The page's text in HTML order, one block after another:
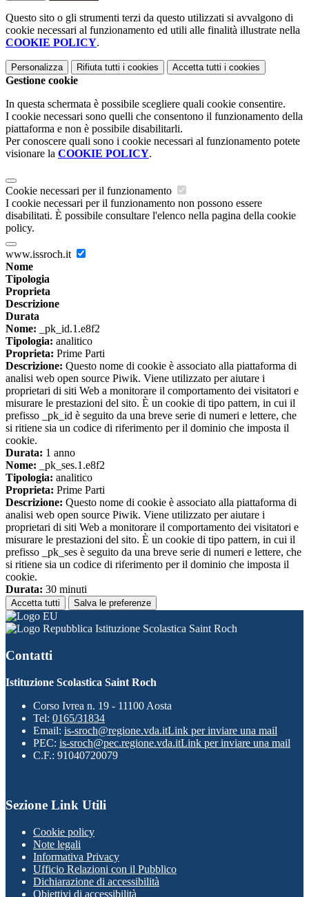
Questo sito o gli strumenti terzi da questo utilizzati si avvalgono di
cookie necessari al funzionamento ed utili alle finalità illustrate nella
COOKIE POLICY.
Personalizza Rifiuta tutti i cookies Accetta tutti i cookies
Gestione cookie
In questa schermata è possibile scegliere quali cookie consentire.
I cookie necessari sono quelli che consentono il funzionamento della
piattaforma e non è possibile disabilitarli.
Per conoscere quali sono i cookie necessari al funzionamento potete
visionare la COOKIE POLICY.
Cookie necessari per il funzionamento
I cookie necessari per il funzionamento non possono essere
disabilitati. È possibile consultare l'elenco nella pagina della cookie
policy.
www.issroch.it
Nome
Tipologia
Proprieta
Descrizione
Durata
Nome: _pk_id.1.e8f2
Tipologia: analitico
Proprieta: Prime Parti
Descrizione: Questo nome di cookie è associato alla piattaforma di
analisi web open source Piwik. Viene utilizzato per aiutare i
proprietari di siti Web a monitorare il comportamento dei visitatori e
misurare le prestazioni del sito. È un cookie di tipo pattern, in cui il
prefisso _pk_id è seguito da una breve serie di numeri e lettere, che
si ritiene sia un codice di riferimento per il dominio che imposta il
cookie.
Durata: 1 anno
Nome: _pk_ses.1.e8f2
Tipologia: analitico
Proprieta: Prime Parti
Descrizione: Questo nome di cookie è associato alla piattaforma di
analisi web open source Piwik. Viene utilizzato per aiutare i
proprietari di siti Web a monitorare il comportamento dei visitatori e
misurare le prestazioni del sito. È un cookie di tipo pattern, in cui il
prefisso _pk_ses è seguito da una breve serie di numeri e lettere, che
si ritiene sia un codice di riferimento per il dominio che imposta il
cookie.
Durata: 30 minuti
Accetta tutti Salva le preferenze
Istituzione Scolastica Saint Roch
Contatti
Istituzione Scolastica Saint Roch
Corso Ivrea n. 19 - 11100 Aosta
Tel: 0165/31834
Email: is-sroch@regione.vda.itLink per inviare una mail
PEC: is-sroch@pec.regione.vda.itLink per inviare una mail
C.F.: 91040720079
Sezione Link Utili
Cookie policy
Note legali
Informativa Privacy
Ufficio Relazioni con il Pubblico
Dichiarazione di accessibilità
Obiettivi di accessibilità